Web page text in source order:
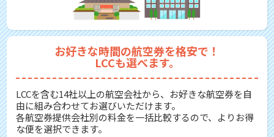
お好きな時間の航空券を格安で！
LCCも選べます。
LCCを含む14社以上の航空会社から、お好きな航空券を自
由に組み合わせてお選びいただけます。
各航空券提供会社別の料金を一括比較するので、よりお得
な便を選択できます。